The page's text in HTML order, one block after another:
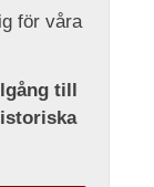
för våra
till